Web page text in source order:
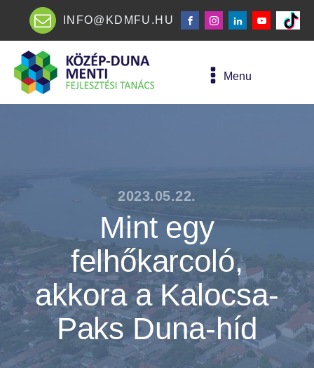
INFO@KDMFU.HU
Menu
2023.05.22.
Mint egy
felhőkarcoló,
akkora a Kalocsa-
Paks Duna-híd